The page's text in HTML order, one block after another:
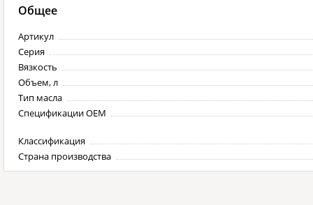
Общее
Артикул
Серия
Вязкость
Объем, л
Тип масла
Спецификации OEM
Классификация
Страна производства